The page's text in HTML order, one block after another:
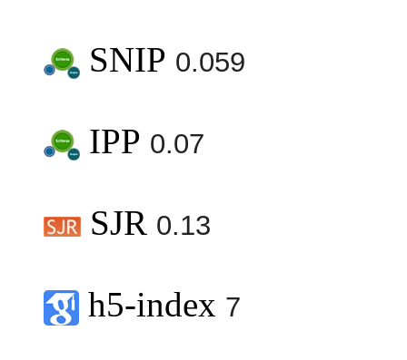
SNIP 0.059
IPP 0.07
SJR 0.13
h5-index 7